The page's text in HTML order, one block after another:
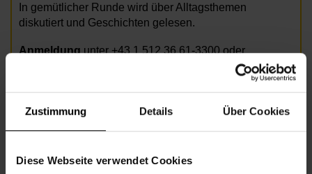
Zustimmung Details Über Cookies
Diese Webseite verwendet Cookies
In gemütlicher Runde wird über Alltagsthemen
diskutiert und Geschichten gelesen.
Anmeldungunter +43 1 512 36 61-3300 oder
©AdobeStoc/batuhan toker